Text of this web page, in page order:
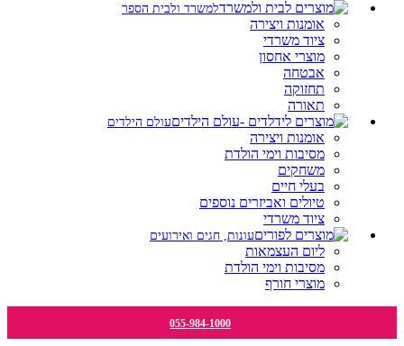
למשרד ולבית הספר
אומנות ויצירה
ציוד משרדי
מוצרי אחסון
אבטחה
תחזוקה
תאורה
עולם הילדים
אומנות ויצירה
מסיבות וימי הולדת
משחקים
בעלי חיים
טיולים ואביזרים נוספים
ציוד משרדי
עונות, חגים ואירועים
ליום העצמאות
מסיבות וימי הולדת
מוצרי חורף
055-984-1000